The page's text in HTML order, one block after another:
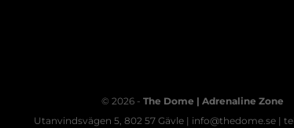
© 2026 - The Dome | Adrenaline Zone
Utanvindsvägen 5, 802 57 Gävle | info@thedome.se |